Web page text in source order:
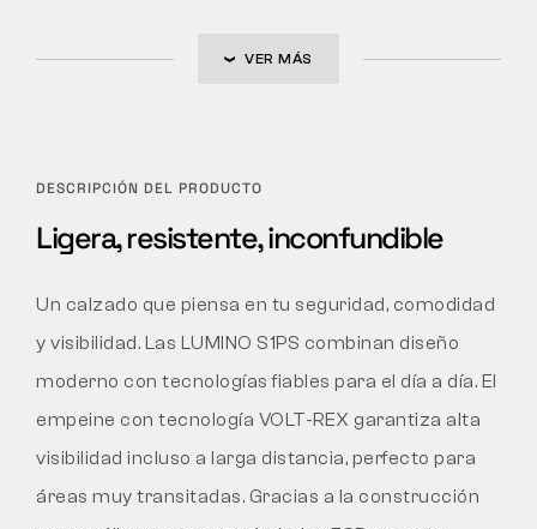
VER MÁS
DESCRIPCIÓN DEL PRODUCTO
Ligera, resistente, inconfundible
Un calzado que piensa en tu seguridad, comodidad
y visibilidad. Las LUMINO S1PS combinan diseño
moderno con tecnologías fiables para el día a día. El
empeine con tecnología VOLT-REX garantiza alta
visibilidad incluso a larga distancia, perfecto para
áreas muy transitadas. Gracias a la construcción